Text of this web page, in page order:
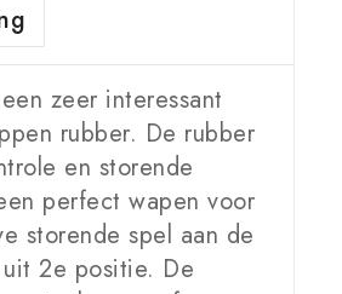
zeer interessant
rubber. De rubber
en storende
perfect wapen voor
storende spel aan de
2e positie. De